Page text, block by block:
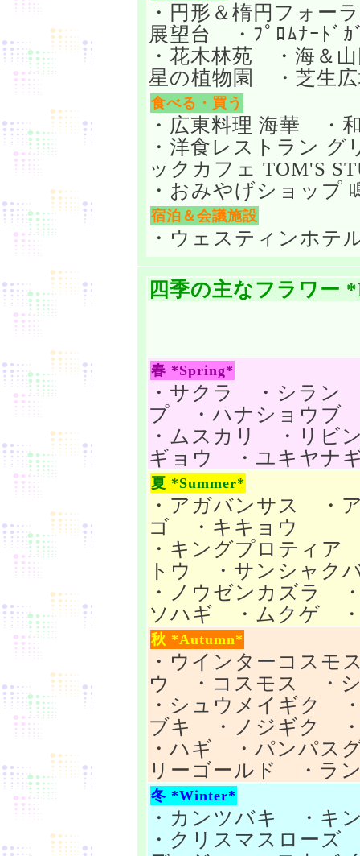
・円形＆楕円フォ
展望台 ・ﾌﾟﾛﾑﾅｰﾄﾞｶ
・花木林苑 ・海＆
星の植物園 ・芝生
食べる・買う
・広東料理 海華 ・
・洋食レストラン
ックカフェ TOM'S
・おみやげショップ
宿泊＆会議施設
・ウェスティンホ
四季の主なフラワー
春 *Spring*
・サクラ ・シラン
プ ・ハナショウブ
・ムスカリ ・リビ
ギョウ ・ユキヤナ
夏 *Summer*
・アガバンサス ・
ゴ ・キキョウ
・キングプロティ
トウ ・サンシャク
・ノウゼンカズラ
ソハギ ・ムクゲ
秋 *Autumn*
・ウインターコス
ウ ・コスモス ・
・シュウメイギク
ブキ ・ノジギク ・
・ハギ ・パンパス
リーゴールド ・ラ
冬 *Winter*
・カンツバキ ・キ
・クリスマスロー